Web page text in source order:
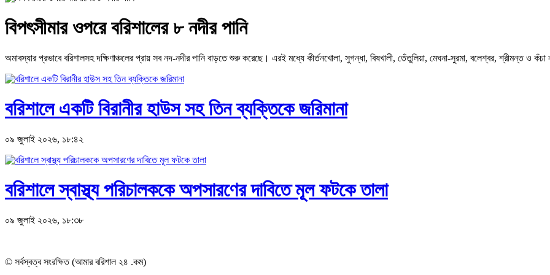
বিপৎসীমার ওপরে বরিশালের ৮ নদীর পানি
অমাবস্যার প্রভাবে বরিশালসহ দক্ষিণাঞ্চলের প্রায় সব নদ-নদীর পানি বাড়তে শুরু করেছে। এরই মধ্যে কীর্তনখোলা, সুগন্ধা, বিষখালী, তেঁতুলিয়া, মেঘনা-সুরমা, বলেশ্বর, শ্রীমন্ত ও কঁচা
বরিশালে একটি বিরানীর হাউস সহ তিন ব্যক্তিকে জরিমানা
০৯ জুলাই ২০২৬, ১৮:৪২
বরিশালে স্বাস্থ্য পরিচালককে অপসারণের দাবিতে মূল ফটকে তালা
০৯ জুলাই ২০২৬, ১৮:৩৮
© সর্বস্বত্ব সংরক্ষিত (আমার বরিশাল ২৪ .কম)